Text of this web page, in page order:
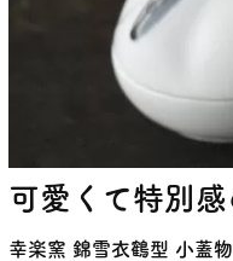
可愛くて特別
幸楽窯 錦雪衣鶴型 小蓋